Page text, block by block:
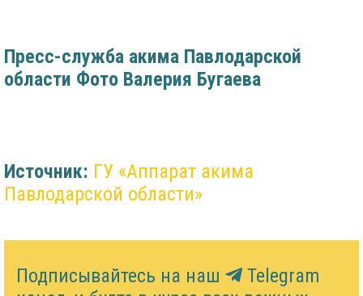
Пресс-служба акима Павлодарской
области Фото Валерия Бугаева
Источник: ГУ «Аппарат акима
Павлодарской области»
Подписывайтесь на наш
Telegram